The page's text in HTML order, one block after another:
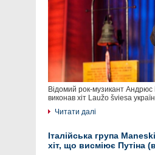
Відомий рок-музикант
виконав хіт Laužo šviesa
Читати далі
Італійська група
хіт, що висміює Путіна